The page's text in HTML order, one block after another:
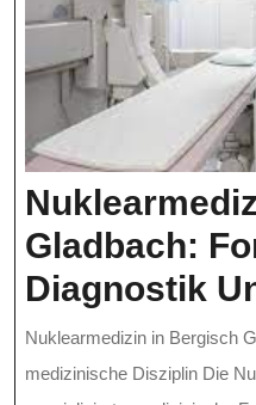
Gladbach:
Diagnostik
Nuklearmedizin in Bergisch
medizinische Disziplin Die